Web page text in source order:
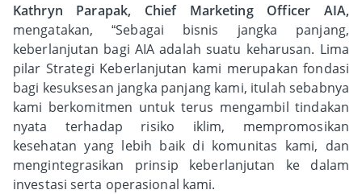
Kathryn Parapak, Chief Marketing Officer AIA,
mengatakan, “Sebagai bisnis jangka panjang,
keberlanjutan bagi AIA adalah suatu keharusan. Lima
pilar Strategi Keberlanjutan kami merupakan fondasi
bagi kesuksesan jangka panjang kami, itulah sebabnya
kami berkomitmen untuk terus mengambil tindakan
nyata terhadap risiko iklim, mempromosikan
kesehatan yang lebih baik di komunitas kami, dan
mengintegrasikan prinsip keberlanjutan ke dalam
investasi serta operasional kami.